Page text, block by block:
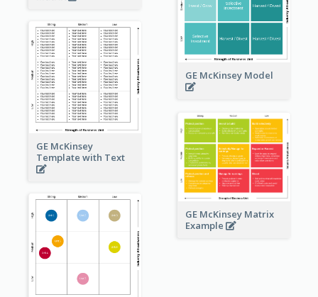
GE McKinsey Model
GE McKinsey
Template with Text
GE McKinsey Matrix
Example